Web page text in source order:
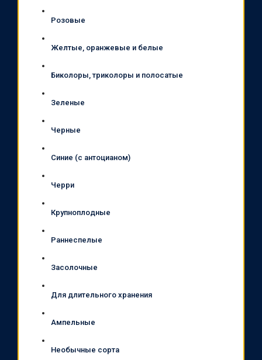
Розовые
Желтые, оранжевые и белые
Биколоры, триколоры и полосатые
Зеленые
Черные
Синие (с антоцианом)
Черри
Крупноплодные
Раннеспелые
Засолочные
Для длительного хранения
Ампельные
Необычные сорта